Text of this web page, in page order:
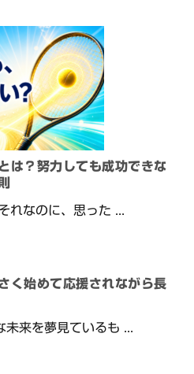
は？努力しても成功できな
れなのに、思った ...
く始めて応援されながら長
来を夢見ているも ...